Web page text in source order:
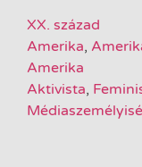
XX. század
Amerika,
Amerika
Aktivista,